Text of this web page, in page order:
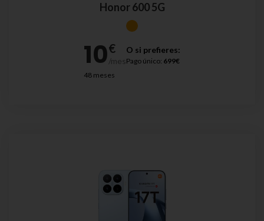
Honor 600 5G
48 meses
O si prefieres:
Pago único: 699€